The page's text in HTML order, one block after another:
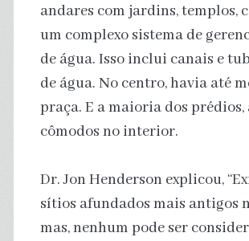
andares com jardins, templos,
um complexo sistema de
de água. Isso inclui canais e
de água. No centro, havia até
praça. E a maioria dos prédios,
cômodos no interior.
Dr. Jon Henderson explicou,
sítios afundados mais antigos
mas, nenhum pode ser